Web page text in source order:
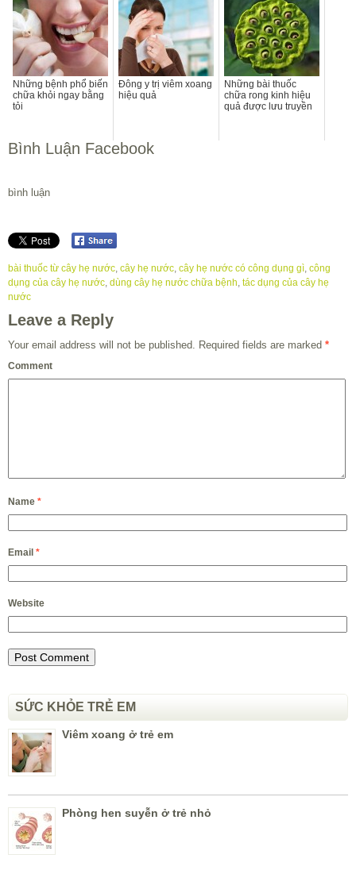
Những bệnh phổ biến
chữa khỏi ngay bằng
tỏi
Đông y trị viêm xoang
hiệu quả
Những bài thuốc
chữa rong kinh hiệu
quả được lưu truyền
Bình Luận Facebook
bình luận
bài thuốc từ cây hẹ nước cây hẹ nước cây hẹ nước có công dụng gì công
dụng của cây hẹ nước dùng cây hẹ nước chữa bệnh tác dụng của cây hẹ
nước
Leave a Reply
Your email address will not be published. Required fields are marked *
Comment
Name *
Email *
Website
SỨC KHỎE TRẺ EM
Viêm xoang ở trẻ em
Phòng hen suyễn ở trẻ nhỏ